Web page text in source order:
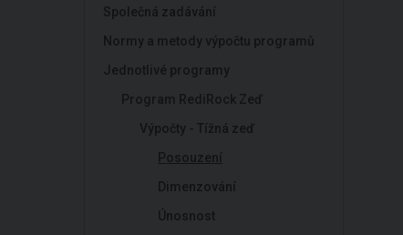
Společná zadávání
Normy a metody výpočtu programů
Jednotlivé programy
Program RediRock Zeď
Výpočty - Tížná zeď
Posouzení
Dimenzování
Únosnost